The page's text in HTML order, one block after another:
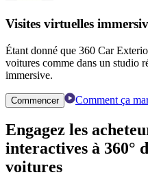
Visites virtuelles
Étant donné que 360 ​​Car
voitures comme dans un studio
immersive.
Commencer Comment ça
Engagez les
interactives à 360°
voitures